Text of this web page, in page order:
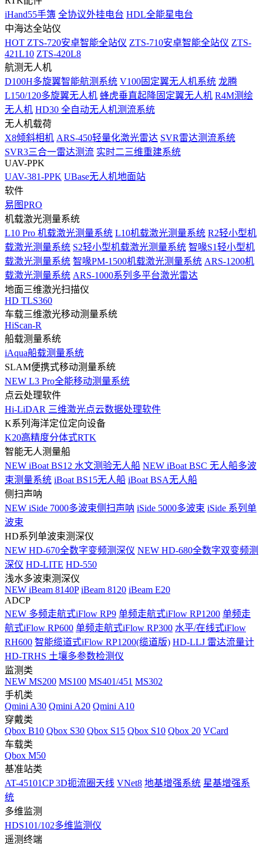
iHand55手簿 全协议外挂电台 HDL全能星电台
中海达全站仪
HOT ZTS-720安卓智能全站仪 ZTS-710安卓智能全站仪 ZTS-
421L10 ZTS-420L8
航测无人机
D100H多旋翼智能航测系统 V100固定翼无人机系统 龙腾
L150/120多旋翼无人机 蜂虎垂直起降固定翼无人机 R4M测绘
无人机 HD30 全自动无人机测流系统
无人机载荷
X8倾斜相机 ARS-450轻量化激光雷达 SVR雷达测流系统
SVR3三合一雷达测流 实时二三维重建系统
UAV-PPK
UAV-381-PPK UBase无人机地面站
软件
易图PRO
机载激光测量系统
L10 Pro 机载激光测量系统 L10机载激光测量系统 R2轻小型机
载激光测量系统 S2轻小型机载激光测量系统 智喙S1轻小型机
载激光测量系统 智喙PM-1500机载激光测量系统 ARS-1200机
载激光测量系统 ARS-1000系列多平台激光雷达
地面三维激光扫描仪
HD TLS360
车载三维激光移动测量系统
HiScan-R
船载测量系统
iAqua船载测量系统
SLAM便携式移动测量系统
NEW L3 Pro全能移动测量系统
点云处理软件
Hi-LiDAR 三维激光点云数据处理软件
K系列海洋定位定向设备
K20高精度分体式RTK
智能无人测量船
NEW iBoat BS12 水文测验无人船 NEW iBoat BSC 无人船多波
束测量系统 iBoat BS15无人船 iBoat BSA无人船
侧扫声呐
NEW iSide 7000多波束侧扫声呐 iSide 5000多波束 iSide 系列单
波束
HD系列单波束测深仪
NEW HD-670全数字变频测深仪 NEW HD-680全数字双变频测
深仪 HD-LITE HD-550
浅水多波束测深仪
NEW iBeam 8140P iBeam 8120 iBeam E20
ADCP
NEW 多频走航式iFlow RP9 单频走航式iFlow RP1200 单频走
航式iFlow RP600 单频走航式iFlow RP300 水平/在线式iFlow
RH600 智能缆道式iFlow RP1200(缆道版) HD-LLJ 雷达流量计
HD-TRHS 土壤多参数检测仪
监测类
NEW MS200 MS100 MS401/451 MS302
手机类
Qmini A30 Qmini A20 Qmini A10
穿戴类
Qbox B10 Qbox S30 Qbox S15 Qbox S10 Qbox 20 VCard
车载类
Qbox M50
基准站类
AT-45101CP 3D扼流圈天线 VNet8 地基增强系统 星基增强系
统
多维监测
HDS101/102多维监测仪
遥测终端